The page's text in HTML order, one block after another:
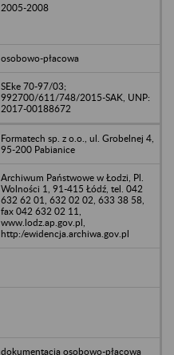
2005-2008
osobowo-płacowa
SEke 70-97/03;
992700/611/748/2015-SAK, UNP:
2017-00188672
Formatech sp. z o.o., ul. Grobelnej 4,
95-200 Pabianice
Archiwum Państwowe w Łodzi, Pl.
Wolności 1, 91-415 Łódź, tel. 042
632 62 01, 632 02 02, 633 38 58,
fax 042 632 02 11,
www.lodz.ap.gov.pl,
http:/ewidencja.archiwa.gov.pl
dokumentacja osobowo-płacowa